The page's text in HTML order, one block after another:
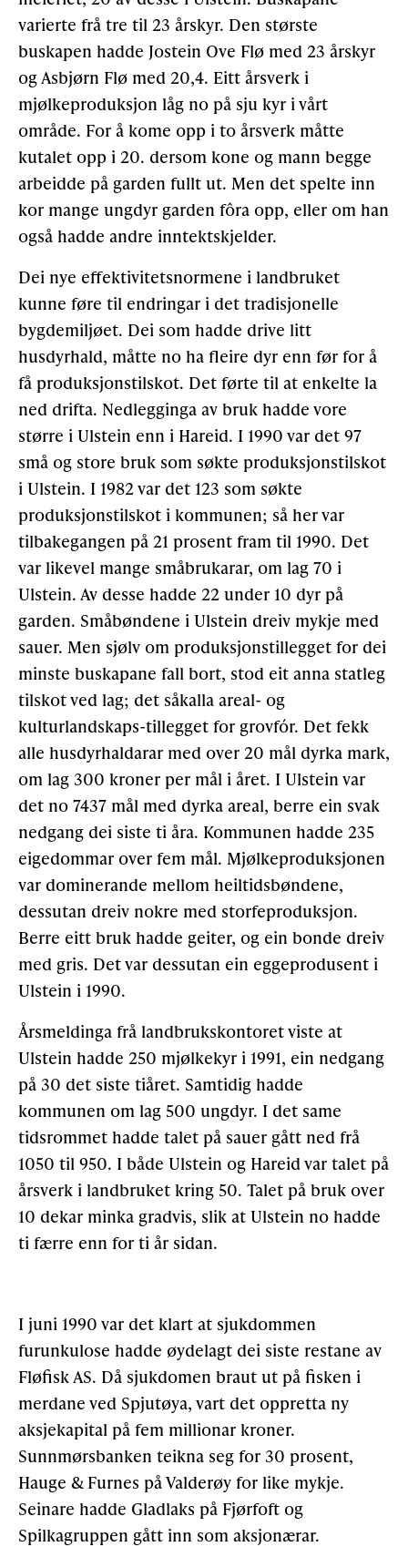
varierte frå tre til 23 årskyr. Den største
buskapen hadde Jostein Ove Flø med 23 årskyr
og Asbjørn Flø med 20,4. Eitt årsverk i
mjølkeproduksjon låg no på sju kyr i vårt
område. For å kome opp i to årsverk måtte
kutalet opp i 20. dersom kone og mann begge
arbeidde på garden fullt ut. Men det spelte inn
kor mange ungdyr garden fôra opp, eller om han
også hadde andre inntektskjelder.
Dei nye effektivitetsnormene i landbruket
kunne føre til endringar i det tradisjonelle
bygdemiljøet. Dei som hadde drive litt
husdyrhald, måtte no ha fleire dyr enn før for å
få produksjonstilskot. Det førte til at enkelte la
ned drifta. Nedlegginga av bruk hadde vore
større i Ulstein enn i Hareid. I 1990 var det 97
små og store bruk som søkte produksjonstilskot
i Ulstein. I 1982 var det 123 som søkte
produksjonstilskot i kommunen; så her var
tilbakegangen på 21 prosent fram til 1990. Det
var likevel mange småbrukarar, om lag 70 i
Ulstein. Av desse hadde 22 under 10 dyr på
garden. Småbøndene i Ulstein dreiv mykje med
sauer. Men sjølv om produksjonstillegget for dei
minste buskapane fall bort, stod eit anna statleg
tilskot ved lag; det såkalla areal- og
kulturlandskaps-tillegget for grovfór. Det fekk
alle husdyrhaldarar med over 20 mål dyrka mark,
om lag 300 kroner per mål i året. I Ulstein var
det no 7437 mål med dyrka areal, berre ein svak
nedgang dei siste ti åra. Kommunen hadde 235
eigedommar over fem mål. Mjølkeproduksjonen
var dominerande mellom heiltidsbøndene,
dessutan dreiv nokre med storfeproduksjon.
Berre eitt bruk hadde geiter, og ein bonde dreiv
med gris. Det var dessutan ein eggeprodusent i
Ulstein i 1990.
Årsmeldinga frå landbrukskontoret viste at
Ulstein hadde 250 mjølkekyr i 1991, ein nedgang
på 30 det siste tiåret. Samtidig hadde
kommunen om lag 500 ungdyr. I det same
tidsrommet hadde talet på sauer gått ned frå
1050 til 950. I både Ulstein og Hareid var talet på
årsverk i landbruket kring 50. Talet på bruk over
10 dekar minka gradvis, slik at Ulstein no hadde
ti færre enn for ti år sidan.
I juni 1990 var det klart at sjukdommen
furunkulose hadde øydelagt dei siste restane av
Fløfisk AS. Då sjukdomen braut ut på fisken i
merdane ved Spjutøya, vart det oppretta ny
aksjekapital på fem millionar kroner.
Sunnmørsbanken teikna seg for 30 prosent,
Hauge & Furnes på Valderøy for like mykje.
Seinare hadde Gladlaks på Fjørfoft og
Spilkagruppen gått inn som aksjonærar.